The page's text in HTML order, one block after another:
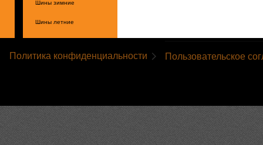
Шины зимние
Шины летние
Политика конфиденциальности Пользовательское